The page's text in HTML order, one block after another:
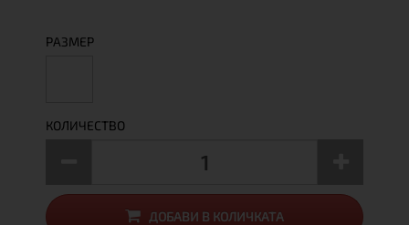
РАЗМЕР
КОЛИЧЕСТВО
ДОБАВИ В КОЛИЧКАТА